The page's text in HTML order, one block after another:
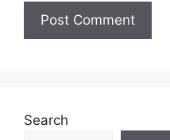
Search